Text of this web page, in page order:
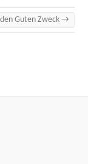
Guten Zweck →